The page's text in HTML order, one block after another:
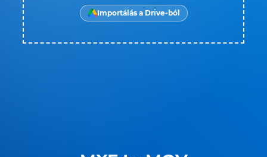
Importálás a Drive-ból